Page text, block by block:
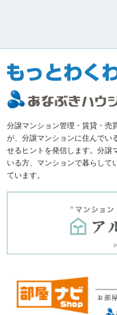
分譲マンション管理・賃貸・売
が、分譲マンションに住んでい
せるヒントを発信します。分譲
いる方、マンションで暮らして
ています。